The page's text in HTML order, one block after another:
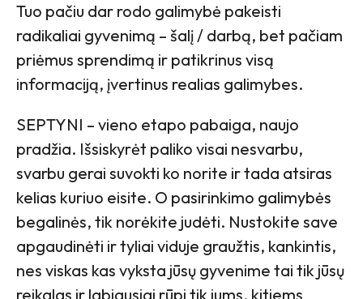
Tuo pačiu dar rodo galimybė pakeisti
radikaliai gyvenimą – šalį / darbą, bet pačiam
priėmus sprendimą ir patikrinus visą
informaciją, įvertinus realias galimybes.
SEPTYNI – vieno etapo pabaiga, naujo
pradžia. Išsiskyrėt paliko visai nesvarbu,
svarbu gerai suvokti ko norite ir tada atsiras
kelias kuriuo eisite. O pasirinkimo galimybės
begalinės, tik norėkite judėti. Nustokite save
apgaudinėti ir tyliai viduje graužtis, kankintis,
nes viskas kas vyksta jūsų gyvenime tai tik jūsų
reikalas ir labiausiai rūpi tik jums, kitiems